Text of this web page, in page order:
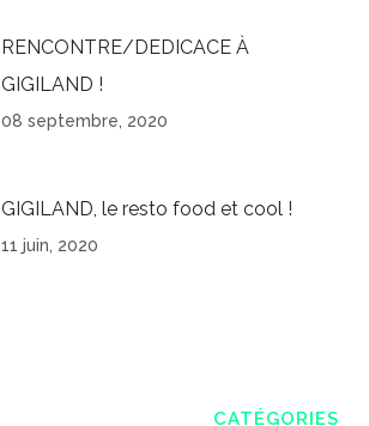
RENCONTRE/DEDICACE À
GIGILAND !
08 septembre, 2020
GIGILAND, le resto food et cool !
11 juin, 2020
CATÉGORIES